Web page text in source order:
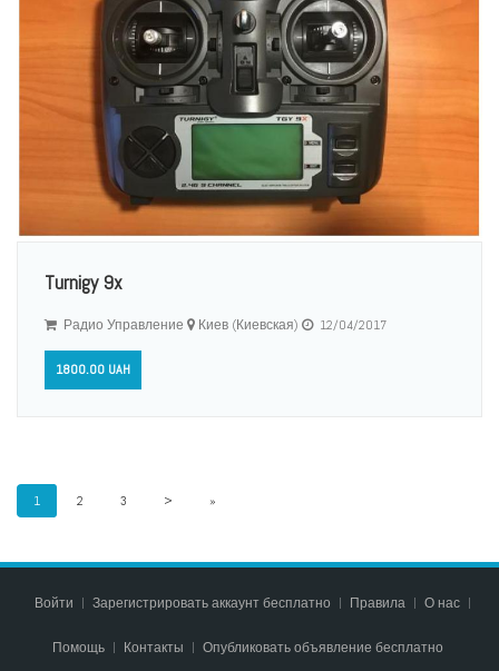
Turnigy 9x
Радио Управление Киев (Киевская) 12/04/2017
1800.00 UAH
1 2 3 > »
Войти Зарегистрировать аккаунт бесплатно Правила О нас
Помощь Контакты Опубликовать объявление бесплатно